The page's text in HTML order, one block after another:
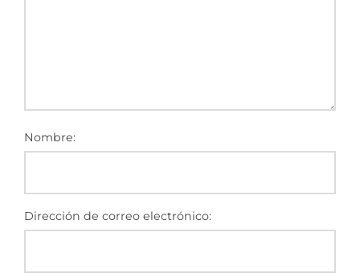
Nombre:
Dirección de correo electrónico: